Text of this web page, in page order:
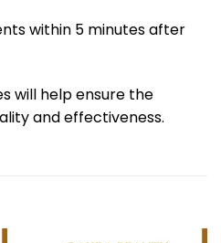
within 5 minutes after
will help ensure the
and effectiveness.